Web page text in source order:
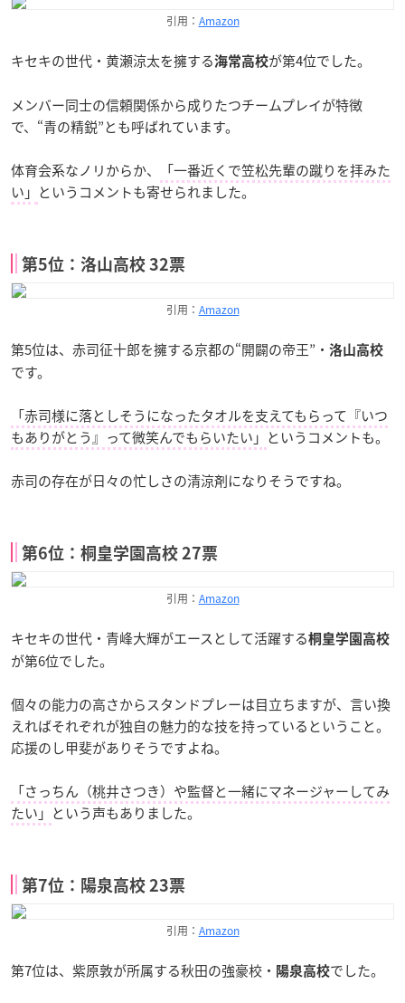
引用： Amazon
キセキの世代・黄瀬涼太を擁する海常高校が第4位でした。
メンバー同士の信頼関係から成りたつチームプレイが特徴
で、“青の精鋭”とも呼ばれています。
体育会系なノリからか、
「一番近くで笠松先輩の蹴りを拝みた
い」 というコメントも寄せられました。
第5位：洛山高校 32票
引用： Amazon
第5位は、赤司征十郎を擁する京都の“開闢の帝王”・ 洛山高校
です。
「赤司様に落としそうになったタオルを支えてもらって『いつ
もありがとう』って微笑んでもらいたい」 というコメントも。
赤司の存在が日々の忙しさの清涼剤になりそうですね。
第6位：桐皇学園高校 27票
引用： Amazon
キセキの世代・青峰大輝がエースとして活躍する桐皇学園高校
が第6位でした。
個々の能力の高さからスタンドプレーは目立ちますが、言い換
えればそれぞれが独自の魅力的な技を持っているということ。
応援のし甲斐がありそうですよね。
「さっちん（桃井さつき）や監督と一緒にマネージャーしてみ
たい」 という声もありました。
第7位：陽泉高校 23票
引用： Amazon
第7位は、紫原敦が所属する秋田の強豪校・ 陽泉高校でした。